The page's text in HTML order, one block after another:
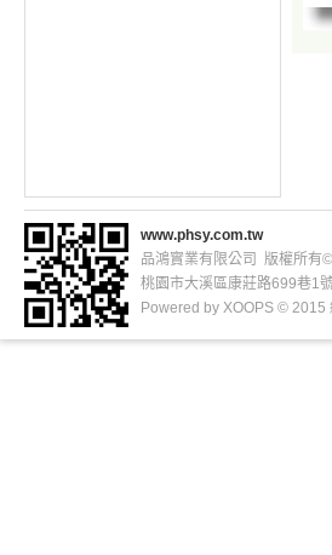
www.phsy.com.tw
品鴻實業有限公司 版權所有
桃園市大溪區康莊路699巷1
Powered by XOOPS © 2015